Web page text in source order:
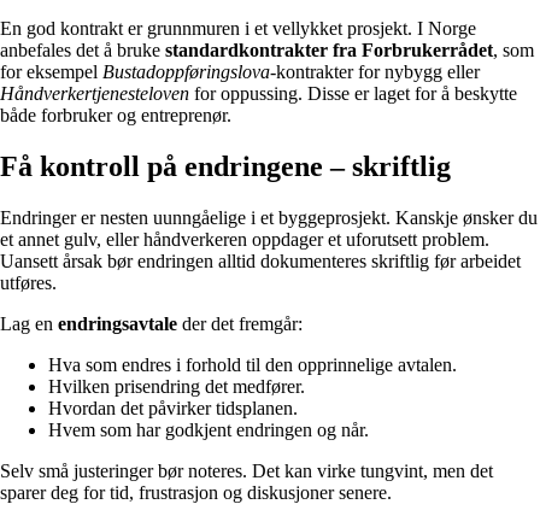
En god kontrakt er grunnmuren i et vellykket prosjekt. I Norge
anbefales det å bruke standardkontrakter fra Forbrukerrådet, som
for eksempel Bustadoppføringslova-kontrakter for nybygg eller
Håndverkertjenesteloven for oppussing. Disse er laget for å beskytte
både forbruker og entreprenør.
Få kontroll på endringene – skriftlig
Endringer er nesten uunngåelige i et byggeprosjekt. Kanskje ønsker du
et annet gulv, eller håndverkeren oppdager et uforutsett problem.
Uansett årsak bør endringen alltid dokumenteres skriftlig før arbeidet
utføres.
Lag en endringsavtale der det fremgår:
Hva som endres i forhold til den opprinnelige avtalen.
Hvilken prisendring det medfører.
Hvordan det påvirker tidsplanen.
Hvem som har godkjent endringen og når.
Selv små justeringer bør noteres. Det kan virke tungvint, men det
sparer deg for tid, frustrasjon og diskusjoner senere.